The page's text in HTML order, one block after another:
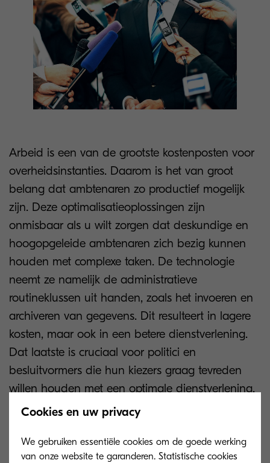
Arbeid is een van de grootste kostenposten voor
overheidsinstanties. Daarom is het van groot
belang dat ambtenaren zo productief mogelijk
zijn. Deze optimalisatieoplossingen zijn
onmisbaar als u wilt zorgen dat deskundige en
hoogopgeleide ambtenaren zich bezig kunnen
houden met complexe taken. De technologie
neemt ze namelijk de administratieve
routineklussen uit handen, zoals het invoeren en
archiveren van gegevens. Dit resulteert in lagere
kosten, maar ook in een betere dienstverlening.
Dat laatste is cruciaal voor politici en
besluitvormers die hun kiezers graag tevreden
willen houden met een optimale dienstverlening.
Voor overheden die het voorbeeld van bedrijven
willen volgen door voor nieuwe technologie te
kiezen, is het stroomlijnen van processen
Cookies en uw privacy
We gebruiken essentiële cookies om de goede werking
van onze website te garanderen. Statistische cookies